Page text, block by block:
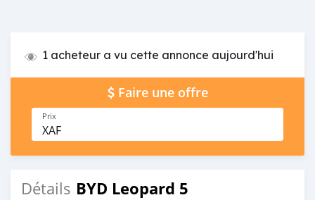
1 acheteur a vu cette annonce aujourd'hui
Faire une offre
Prix
XAF
Détails BYD Leopard 5